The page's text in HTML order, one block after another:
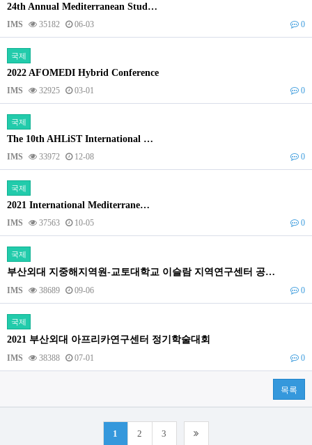
24th Annual Mediterranean Stud…
IMS 35182 06-03 0
국제
2022 AFOMEDI Hybrid Conference
IMS 32925 03-01 0
국제
The 10th AHLiST International …
IMS 33972 12-08 0
국제
2021 International Mediterrane…
IMS 37563 10-05 0
국제
부산외대 지중해지역원-교토대학교 이슬람 지역연구센터 공…
IMS 38689 09-06 0
국제
2021 부산외대 아프리카연구센터 정기학술대회
IMS 38388 07-01 0
목록
1 2 3